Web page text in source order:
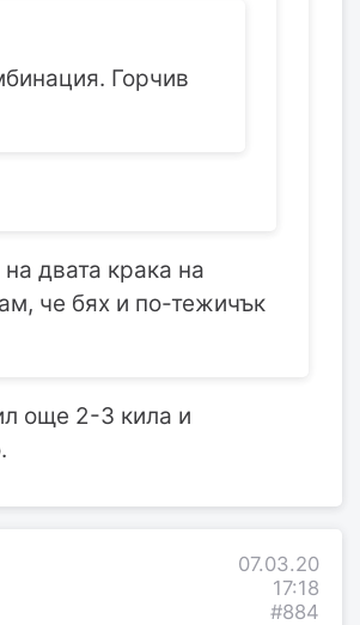
Горчив
двата крака на
че бях и по-тежичък
още 2-3 кила и
07.03.20
17:18
#884